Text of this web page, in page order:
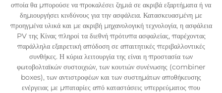
οποία θα μπορούσε να προκαλέσει ζημιά σε ακριβά εξαρτήματα ή να
δημιουργήσει κινδύνους για την ασφάλεια. Κατασκευασμένη με
προηγμένα υλικά και με ακριβή μηχανολογική τεχνολογία, η ασφάλεια
PV της Κίνας πληροί τα διεθνή πρότυπα ασφαλείας, παρέχοντας
παράλληλα εξαιρετική απόδοση σε απαιτητικές περιβαλλοντικές
συνθήκες. Η κύρια λειτουργία της είναι η προστασία των
φωτοβολταϊκών συστοιχιών, των κουτιών συνένωσης (combiner
boxes), των αντιστροφέων και των συστημάτων αποθήκευσης
ενέργειας με μπαταρίες από καταστάσεις υπερρεύματος που